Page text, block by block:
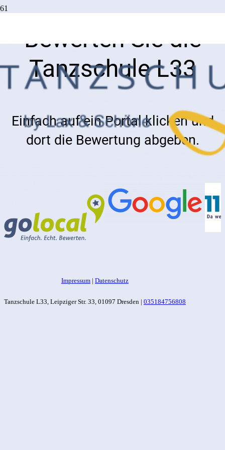
Bewerten Sie die
Tanzschule L33
Einfach auf ein Portal klicken und
dort die Bewertung abgeben.
Impressum | Datenschutz
Tanzschule L33, Leipziger Str. 33, 01097 Dresden | 035184756808